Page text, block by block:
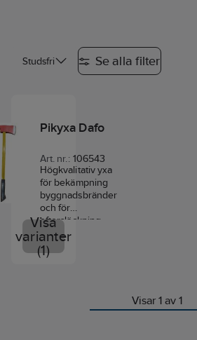
Studsfri Se alla filter
Pikyxa Dafo
Art. nr.: 106543
Högkvalitativ yxa
för bekämpning
byggnadsbränder
och för
eftersläckning.
Kan användas för
att undanröja
hinder eller ta sig
tåligt smidesstål
Visa
varianter
(1)
Visar 1 av 1